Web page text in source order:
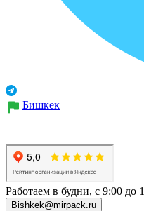
Бишкек
Работаем в будни, с 9:00 до
Bishkek@mirpack.ru